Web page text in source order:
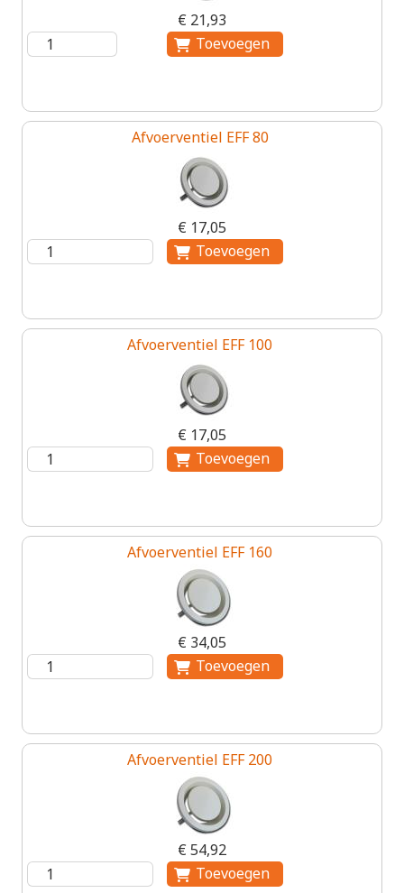
€ 21,93
Afvoerventiel EFF 80
€ 17,05
Afvoerventiel EFF 100
€ 17,05
Afvoerventiel EFF 160
€ 34,05
Afvoerventiel EFF 200
€ 54,92